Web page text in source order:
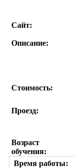
Сайт:
Описание:
Стоимость:
Проезд:
Возраст
обучения:
Время работы: